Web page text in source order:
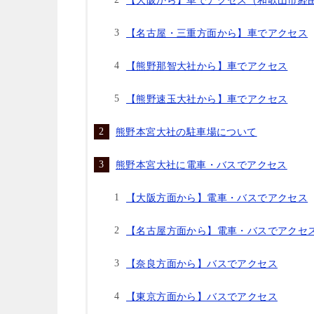
【名古屋・三重方面から】車でアクセス
【熊野那智大社から】車でアクセス
【熊野速玉大社から】車でアクセス
熊野本宮大社の駐車場について
熊野本宮大社に電車・バスでアクセス
【大阪方面から】電車・バスでアクセス
【名古屋方面から】電車・バスでアクセ
【奈良方面から】バスでアクセス
【東京方面から】バスでアクセス